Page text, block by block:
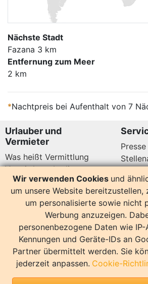
Nächste Stadt
Fazana 3 km
Entfernung zum Meer
2 km
*Nachtpreis bei Aufenthalt von 7
Urlauber und
Vermieter
Was heißt Vermittlung
Vermittlungsbedingungen
Datenschutz
Presse
Kundenbewertungen
14157 Bewertungen
Hier
Wir verwenden Cookies und
um unsere Website bereitzustellen,
um personalisierte sowie nicht
Werbung anzuzeigen.
personenbezogene Daten wie IP-
Kennungen und Geräte-IDs an
Partner übermittelt werden. Sie
jederzeit anpassen. Cookie-